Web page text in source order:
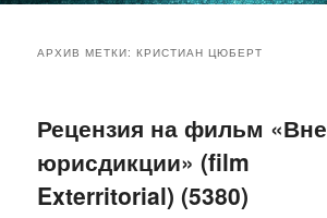
основному
содержимому
дополнительному
содержимому
АРХИВ МЕТКИ:КРИСТИАН ЦЮБЕРТ
Рецензия на фильм «Вне
юрисдикции» (film
Exterritorial) (5380)